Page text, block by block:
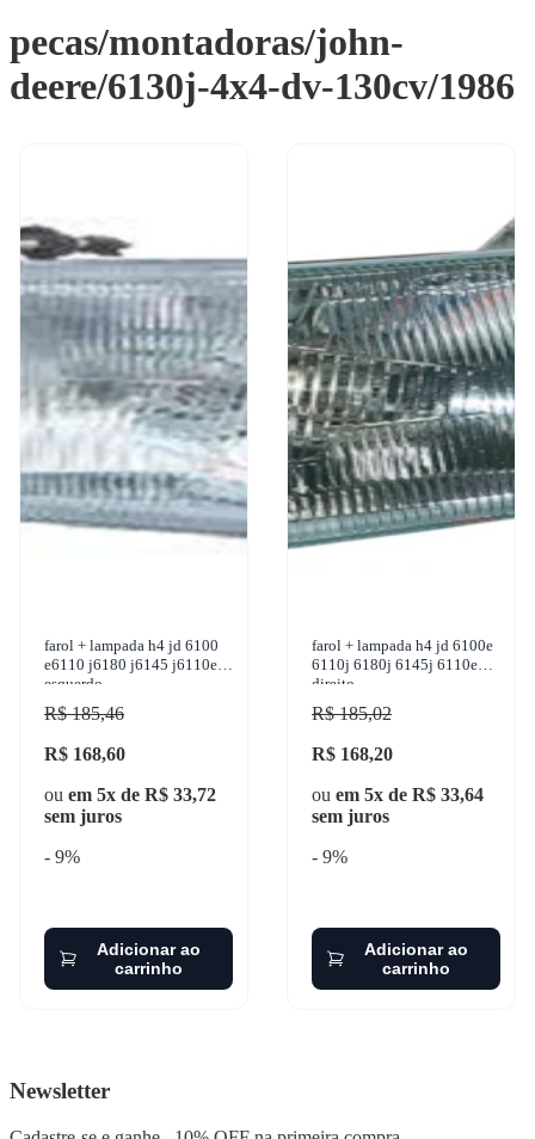
pecas/montadoras/john-
deere/6130j-4x4-dv-130cv/1986
farol + lampada h4 jd 6100
e6110 j6180 j6145 j6110e
esquerdo
R$ 185,46
R$ 168,60
ou em 5x de R$ 33,72
sem juros
- 9%
Adicionar ao
carrinho
farol + lampada h4 jd 6100e
6110j 6180j 6145j 6110e
direito
R$ 185,02
R$ 168,20
ou em 5x de R$ 33,64
sem juros
- 9%
Adicionar ao
carrinho
Newsletter